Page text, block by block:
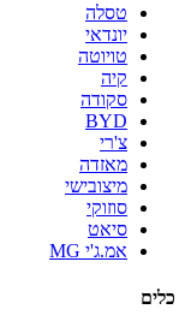
טסלה
יונדאי
טויוטה
קיה
סקודה
BYD
צ'רי
מאזדה
מיצובישי
סוזוקי
סיאט
אמ.ג'י MG
כלים